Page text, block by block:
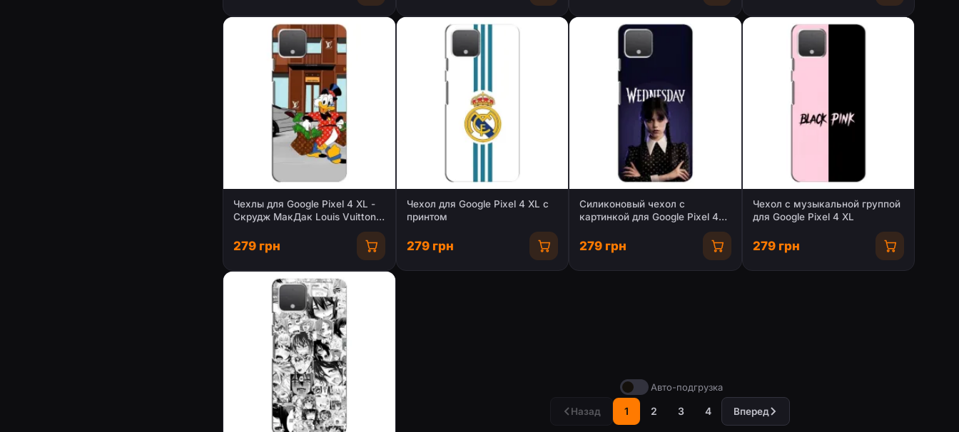
Чехлы для Google Pixel 4 XL -
Скрудж МакДак Louis Vuitton
279 грн
Чехол для Google Pixel 4 XL с
принтом
279 грн
Силиконовый чехол с
картинкой для Google Pixel 4
279 грн
Чехол с музыкальной группой
для Google Pixel 4 XL
279 грн
Авто-подгрузка
Назад 1 2 3 4 Вперед